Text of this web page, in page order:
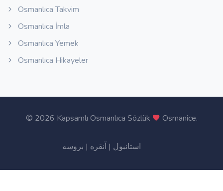
Osmanlıca Takvim
Osmanlıca İmla
Osmanlıca Yemek
Osmanlıca Hikayeler
© 2026 Kapsamlı Osmanlıca Sözlük Osmanice.
استانبول | آنقره | بروسه